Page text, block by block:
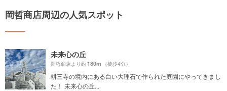
岡哲商店周辺の人気スポット
未来心の丘
岡哲商店より約180m （徒歩4分）
耕三寺の境内にある白い大理石で作られた庭園にやってきまし
た！ 未来心の丘...